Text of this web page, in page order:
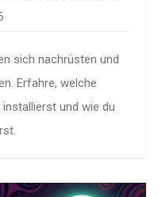
sich nachrüsten und
Erfahre, welche
und wie du